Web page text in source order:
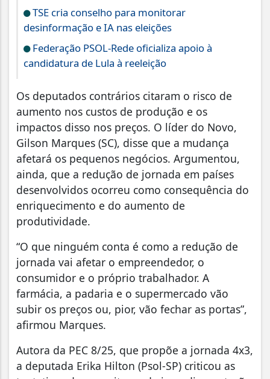
TSE cria conselho para monitorar
desinformação e IA nas eleições
Federação PSOL-Rede oficializa apoio à
candidatura de Lula à reeleição
Os deputados contrários citaram o risco de
aumento nos custos de produção e os
impactos disso nos preços. O líder do Novo,
Gilson Marques (SC), disse que a mudança
afetará os pequenos negócios. Argumentou,
ainda, que a redução de jornada em países
desenvolvidos ocorreu como consequência do
enriquecimento e do aumento de
produtividade.
“O que ninguém conta é como a redução de
jornada vai afetar o empreendedor, o
consumidor e o próprio trabalhador. A
farmácia, a padaria e o supermercado vão
subir os preços ou, pior, vão fechar as portas”,
afirmou Marques.
Autora da PEC 8/25, que propõe a jornada 4x3,
a deputada Erika Hilton (Psol-SP) criticou as